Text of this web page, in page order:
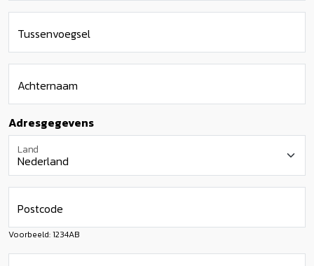
Tussenvoegsel
Achternaam
Adresgegevens
Land
Postcode
Voorbeeld: 1234AB